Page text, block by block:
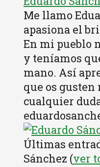
Me llamo
apasiona el
En mi pueblo
y teníamos
mano. Así
que os
cualquier
Últimas
Sánchez (ver